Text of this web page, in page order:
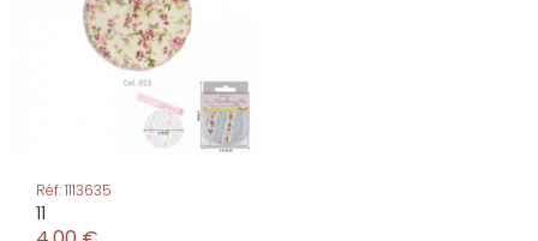
Réf: 1113635
11